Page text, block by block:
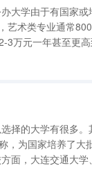
艺术类专业通常
3万元一年甚至更
25000元每年，专
择的大学有很多
，为国家培养了大
院等都是不错的